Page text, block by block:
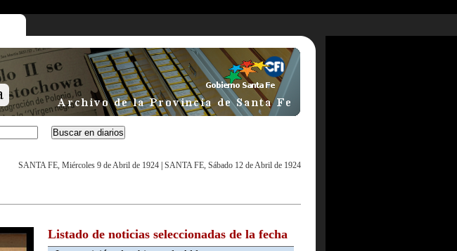
SANTA FE, Miércoles 9 de Abril de 1924 SANTA FE, Sábado 12 de Abril de 1924
Listado de noticias seleccionadas de la fecha